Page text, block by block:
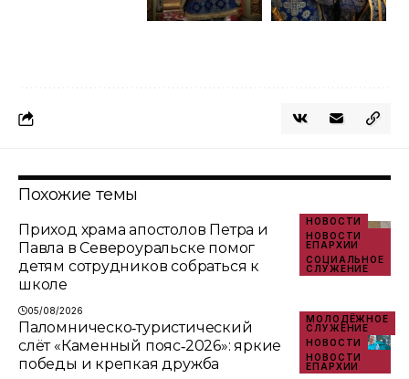
Похожие темы
НОВОСТИ
НОВОСТИ
ЕПАРХИИ
СОЦИАЛЬНОЕ
СЛУЖЕНИЕ
Приход храма апостолов Петра и
Павла в Североуральске помог
детям сотрудников собраться к
школе
05/08/2026
МОЛОДЁЖНОЕ
СЛУЖЕНИЕ
НОВОСТИ
НОВОСТИ
ЕПАРХИИ
Паломническо‑туристический
слёт «Каменный пояс‑2026»: яркие
победы и крепкая дружба